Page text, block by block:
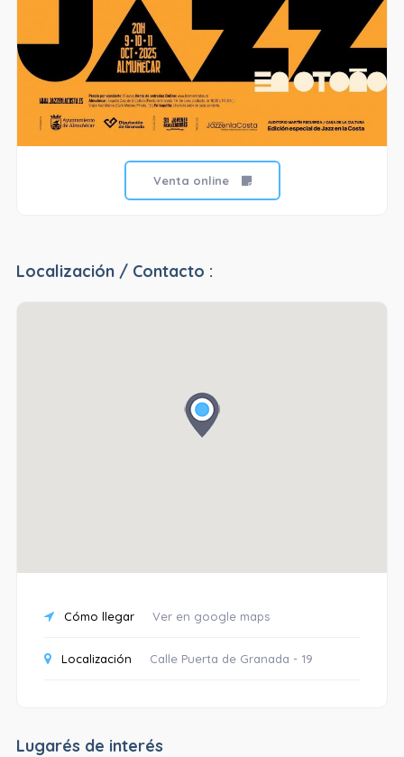
Venta online
Localización / Contacto :
Cómo llegar Ver en google maps
Localización Calle Puerta de Granada - 19
Lugarés de interés